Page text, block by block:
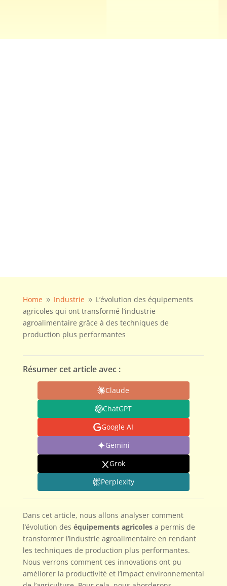
Home 9 Industrie 9 L’évolution des équipements
agricoles qui ont transformé l’industrie
agroalimentaire grâce à des techniques de
production plus performantes
Résumer cet article avec :
Claude
ChatGPT
Google AI
Gemini
Grok
Perplexity
Dans cet article, nous allons analyser comment
l’évolution des équipements agricolesa permis de
transformer l’industrie agroalimentaire en rendant
les techniques de production plus performantes.
Nous verrons comment ces innovations ont pu
améliorer la productivité et l’impact environnemental